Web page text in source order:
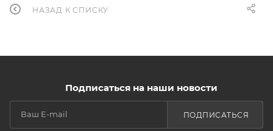
НАЗАД К СПИСКУ
Подписаться на наши новости
ПОДПИСАТЬСЯ